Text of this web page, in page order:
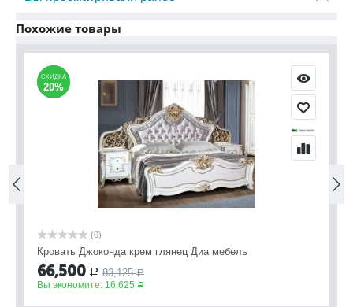
Похожие товары
СКИДКА
20%
СКИДКА
20%
(0)
Кровать Джоконда крем глянец Диа мебель
66,500 Р 83,125 Р
Вы экономите: 16,625 Р